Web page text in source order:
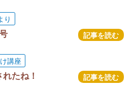
り
記事を読む
講座
たね！ 記事を読む